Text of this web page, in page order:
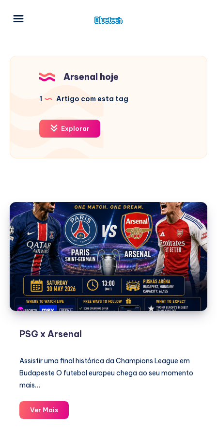
Arsenal hoje
1 Artigo com esta tag
Explorar
PSG x Arsenal
Assistir uma final histórica da Champions League em
Budapeste O futebol europeu chega ao seu momento
mais…
Ver MaisPSG
x